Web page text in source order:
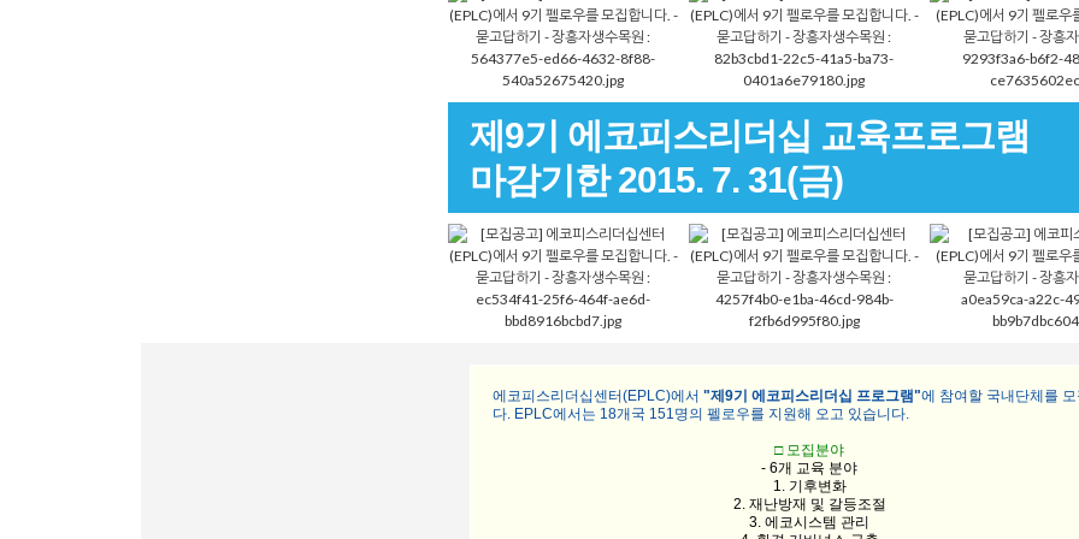
제9기 에코피스리더십 교육프로그램
마감기한 2015. 7. 31(금)
에코피스리더십센터(EPLC)에서 "제9기 에코피스리더십 프로그램"에 참여할 국내단체를
다. EPLC에서는 18개국 151명의 펠로우를 지원해 오고 있습니다.
□ 모집분야
- 6개 교육 분야
1. 기후변화
2. 재난방재 및 갈등조절
3. 에코시스템 관리